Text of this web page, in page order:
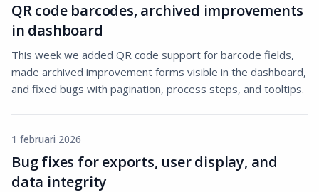
QR code barcodes, archived improvements
in dashboard
This week we added QR code support for barcode fields,
made archived improvement forms visible in the dashboard,
and fixed bugs with pagination, process steps, and tooltips.
1 februari 2026
Bug fixes for exports, user display, and
data integrity